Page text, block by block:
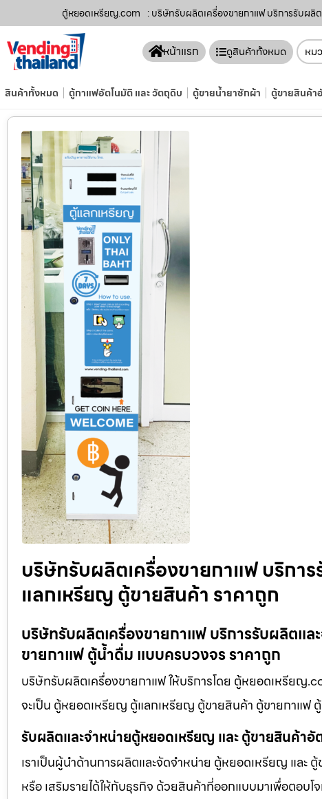
ตู้หยอดเหรียญ.com : บริษัทรับผลิตเครื่องขายกาแฟ บริการรับผ
หน้าแรก ดูสินค้าทั้งหมด หม
สินค้าทั้งหมด ตู้กาแฟอัตโนมัติ และ วัตถุดิบ ตู้ขายน้ำยาซักผ้า ตู้ขายสินค้า
บริษัทรับผลิตเครื่องขายกาแฟ บริกา
แลกเหรียญ ตู้ขายสินค้า ราคาถูก
บริษัทรับผลิตเครื่องขายกาแฟ บริการรับผลิตแ
ขายกาแฟ ตู้น้ำดื่ม แบบครบวงจร ราคาถูก
บริษัทรับผลิตเครื่องขายกาแฟ ให้บริการโดย ตู้หยอดเหรียญ
จะเป็น ตู้หยอดเหรียญ ตู้แลกเหรียญ ตู้ขายสินค้า ตู้ขายกาแฟ
รับผลิตและจำหน่ายตู้หยอดเหรียญ และ ตู้ขายสินค้าอั
เราเป็นผู้นำด้านการผลิตและจัดจำหน่าย ตู้หยอดเหรียญ และ
หรือ เสริมรายได้ให้กับธุรกิจ ด้วยสินค้าที่ออกแบบมาเพื่อตอบ